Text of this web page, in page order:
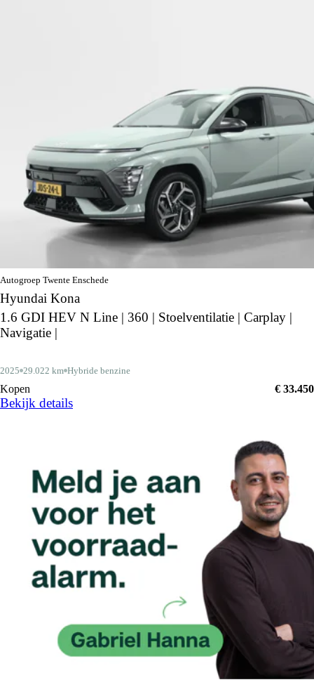
Autogroep Twente Enschede
Hyundai Kona
1.6 GDI HEV N Line | 360 | Stoelventilatie | Carplay |
Navigatie |
2025 29.022 km Hybride benzine
Kopen € 33.450
Bekijk details